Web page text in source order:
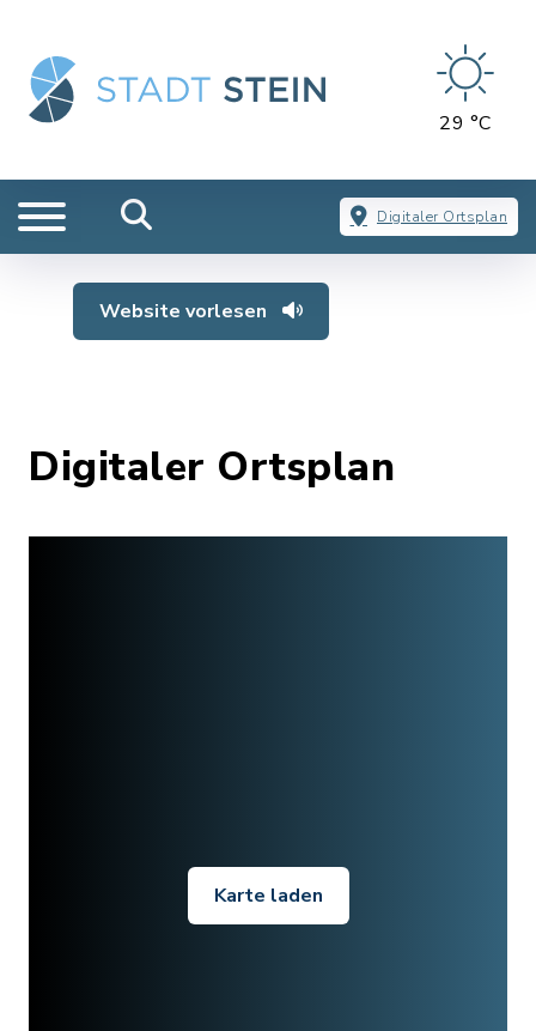
29 °C
Digitaler Ortsplan
Website vorlesen
Digitaler Ortsplan
Karte laden